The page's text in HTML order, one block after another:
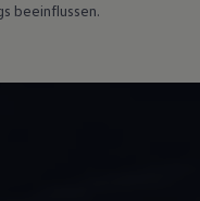
beeinflussen.